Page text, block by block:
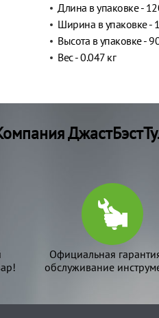
Длина в упаковке -
Ширина в упаковке -
Высота в упаковке -
Вес - 0.047 кг
Официальная
обслуживание